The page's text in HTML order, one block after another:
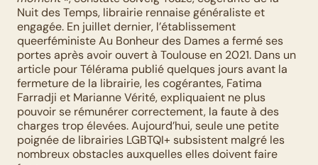
Nuit des Temps, librairie rennaise généraliste et
engagée. En juillet dernier, l’établissement
queerféministe Au Bonheur des Dames a fermé ses
portes après avoir ouvert à Toulouse en 2021. Dans un
article pour Télérama publié quelques jours avant la
fermeture de la librairie, les cogérantes, Fatima
Farradji et Marianne Vérité, expliquaient ne plus
pouvoir se rémunérer correctement, la faute à des
charges trop élevées. Aujourd’hui, seule une petite
poignée de librairies LGBTQI+ subsistent malgré les
nombreux obstacles auxquelles elles doivent faire